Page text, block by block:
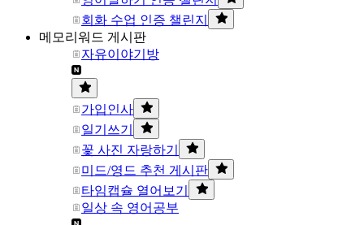
회화 수업 인증 챌린지
메모리워드 게시판
자유이야기방
가입인사
일기쓰기
꽃 사진 자랑하기
미드/영드 추천 게시판
타임캡슐 열어보기
일상 속 영어공부